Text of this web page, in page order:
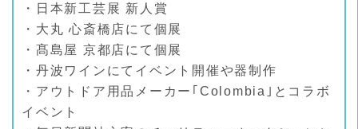
・日本新工芸展 新人賞
・大丸 心斎橋店にて個展
・髙島屋 京都店にて個展
・丹波ワインにてイベント開催や器制作
・アウトドア用品メーカー｢Colombia｣とコラボ
イベント